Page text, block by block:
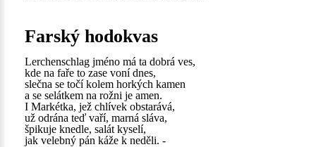
Farský hodokvas
Lerchenschlag jméno má ta dobrá ves,
kde na faře to zase voní dnes,
slečna se točí kolem horkých kamen
a se selátkem na rožni je amen.
I Markétka, jež chlívek obstarává,
už odrána teď vaří, marná sláva,
špikuje knedle, salát kyselí,
jak velebný pán káže k neděli. -